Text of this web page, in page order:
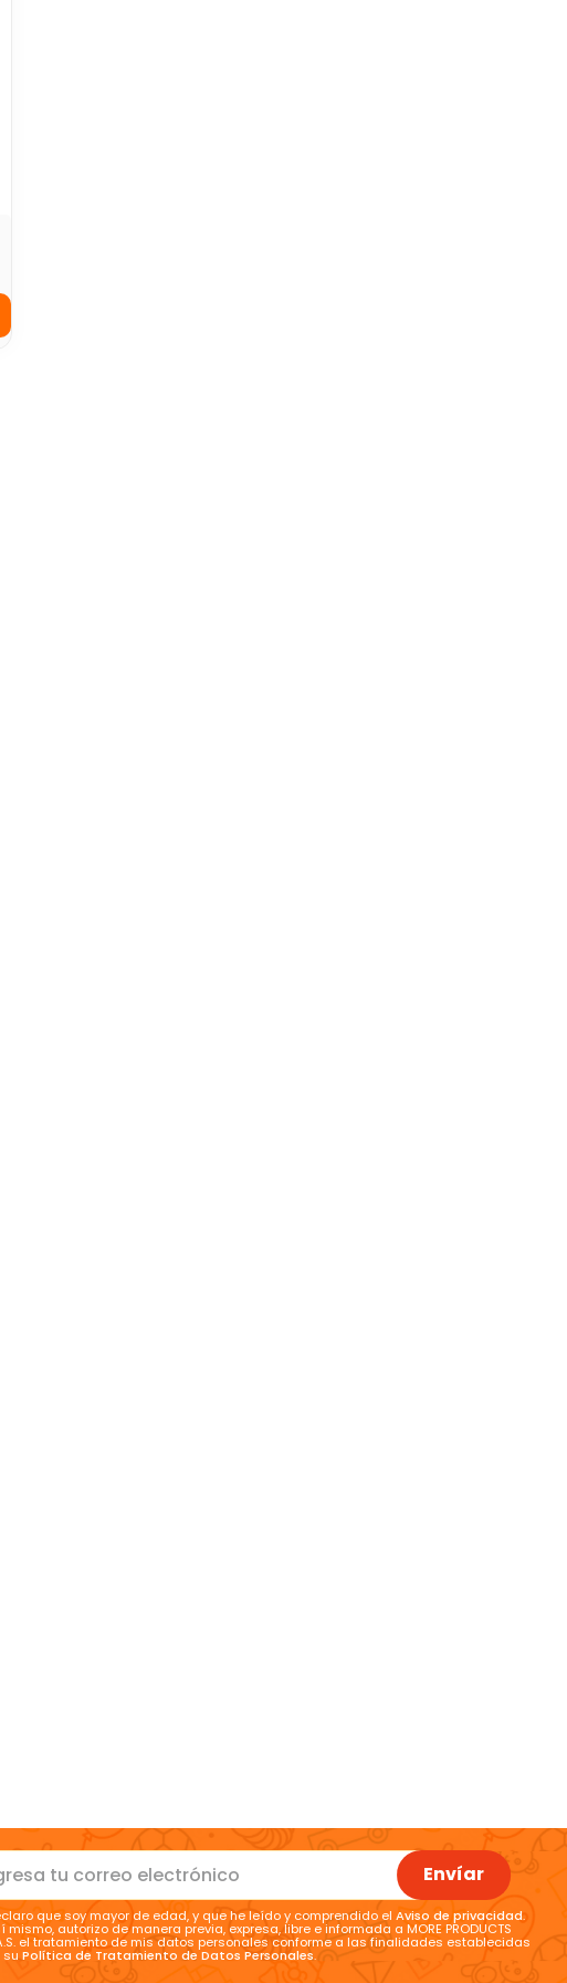
Envíar
que soy mayor de edad, y que he leído y comprendido elAviso de privacidad.
mismo, autorizo de manera previa, expresa, libre e informada a MORE PRODUCTS
el tratamiento de mis datos personales conforme a las finalidades establecidas
suPolítica de Tratamiento de Datos Personales.